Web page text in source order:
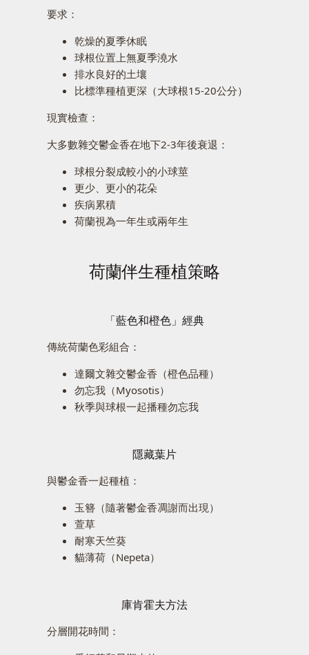
要求：
乾燥的夏季休眠
球根位置上無夏季澆水
排水良好的土壤
比標準種植更深（大球根15-20公分）
現實檢查：
大多數雜交鬱金香在地下2-3年後衰退：
球根分裂成較小的小球莖
更少、更小的花朵
疾病累積
荷蘭視為一年生或兩年生
荷蘭伴生種植策略
「藍色和橙色」經典
傳統荷蘭色彩組合：
達爾文雜交鬱金香（橙色品種）
勿忘我（Myosotis）
秋季與球根一起播種勿忘我
隱藏葉片
與鬱金香一起種植：
玉簪（隨著鬱金香凋謝而出現）
萱草
耐寒天竺葵
貓薄荷（Nepeta）
庫肯霍夫方法
分層開花時間：